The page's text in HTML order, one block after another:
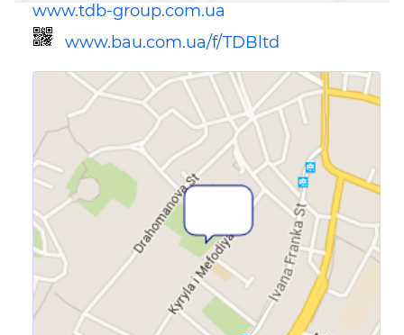
www.tdb-group.com.ua
www.bau.com.ua/f/TDBltd
Посилання для мобільних
пристроїв